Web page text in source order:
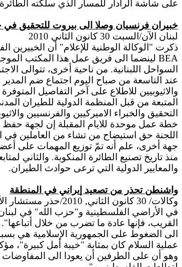
على شاشة الرادار للمسار الذي سلكته
خبيران فرنسيان وصلا الى بيروت للتحقيق في
لبنان الآن/السبت 30 كانون الثاني 2010
ذكرت "الوكالة الوطنية للإعلام" أن
BEA لينضما الى فريق عمل هذا المكتب
السواحل اللبنانية. من ناحية أخرى، تتوالى
عند التاسعة من صباح اليوم اجتماع ضم
والاثيوبيين للاطلاع على آخر التفاصيل
المتبعة من قبل المنظمة الدولية للطيران
التحقيق والخبراء الاميركيين والفرنسيين
خطة عمل موحدة للايام المقبلة إن لجهة حفظ
اللجنة حق استيضاح من تشاء من العاملين في
جهة أخرى، علم أنه تمّ توزيع المهمات على أعضاء
منذ تاريخ تصنيع الطائرة المنكوبة. والثاني
والمعايير الدولية التي ترعى حوادث الطيران.
واشنطن تحذر من تصعيد إيراني في المنطقة
وكالات/ 30 كانون
في الأراضي الفلسطينية و"حزب الله" في
القريب، فإنها عادة ما تضرب من خلال
الى الضغوط على الجمهورية الإسلامية هي
عملية السلام كان بمثابة "خيبة أمل كبيرة"،
وهو أن على الطرفين أن يعودا الى